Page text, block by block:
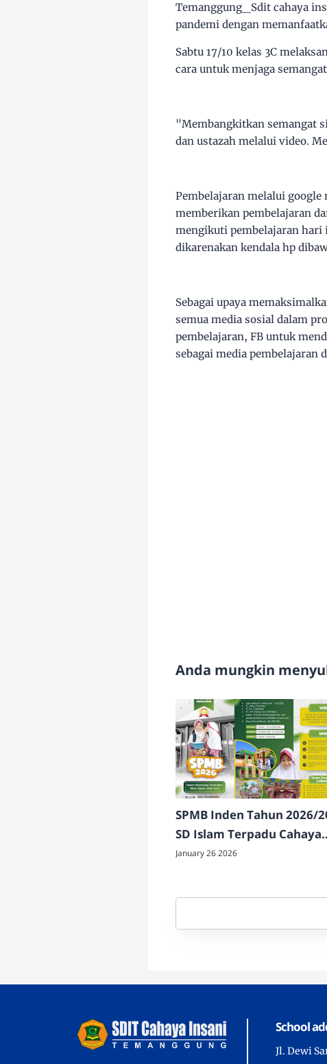
Temanggung_Sdit cahaya
pandemi dengan
Sabtu 17/10 kelas 3C
cara untuk menjaga
"Membangkitkan semangat
dan ustazah melalui video.
Pembelajaran melalui
memberikan pembelajaran
mengikuti pembelajaran hari
dikarenakan kendala hp
Sebagai upaya
semua media sosial dalam
pembelajaran, FB untuk
sebagai media pembelajaran
Anda mungkin
SPMB Inden Tahun 2026/
SD Islam Terpadu Cahaya
Insani Temanggung
January 26 2026
School
Jl. Dewi